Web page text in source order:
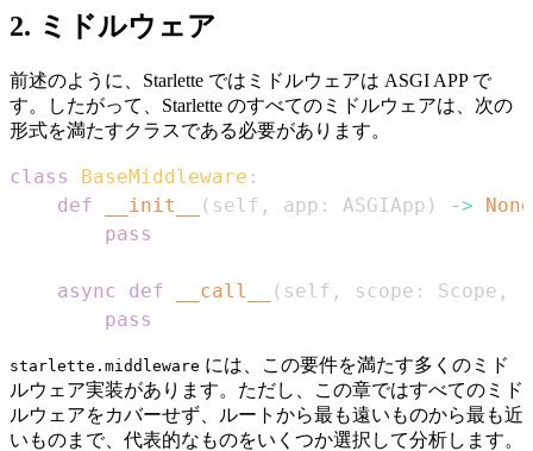
2. ミドルウェア
前述のように、Starlette ではミドルウェアは ASGI APP で
す。したがって、Starlette のすべてのミドルウェアは、次の
形式を満たすクラスである必要があります。
class BaseMiddleware :
def
__init__ ( self , app : ASGIApp ) ->
None
pass
async def __call__ ( self , scope : Scope ,
pass
starlette.middleware には、この要件を満たす多くのミド
ルウェア実装があります。ただし、この章ではすべてのミド
ルウェアをカバーせず、ルートから最も遠いものから最も近
いものまで、代表的なものをいくつか選択して分析します。